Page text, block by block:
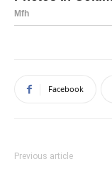
Facebook
Previous article